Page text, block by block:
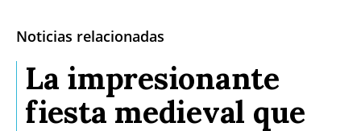
Noticias relacionadas
La impresionante
fiesta medieval que